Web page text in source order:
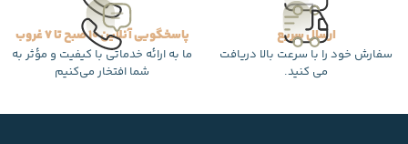
ارسال سریع
سفارش خود را با سرعت بالا دریافت
می کنید.
پاسخگویی آنلاین 10 صبح تا 7 غروب
ما به ارائه خدماتی با کیفیت و مؤثر به
شما افتخار می‌کنیم